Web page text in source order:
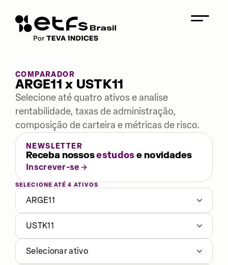
COMPARADOR
ARGE11 x USTK11
Selecione até quatro ativos e analise
rentabilidade, taxas de administração,
composição de carteira e métricas de risco.
NEWSLETTER
Receba nossosestudose novidades
Inscrever-se
SELECIONE ATÉ 4 ATIVOS
ARGE11
USTK11
Selecionar ativo